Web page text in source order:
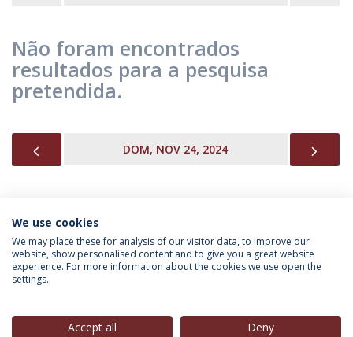
Não foram encontrados
resultados para a pesquisa
pretendida.
DOM, NOV 24, 2024
INFORMAÇÃO PARA
We use cookies
We may place these for analysis of our visitor data, to improve our
website, show personalised content and to give you a great website
experience. For more information about the cookies we use open the
settings.
Accept all Deny